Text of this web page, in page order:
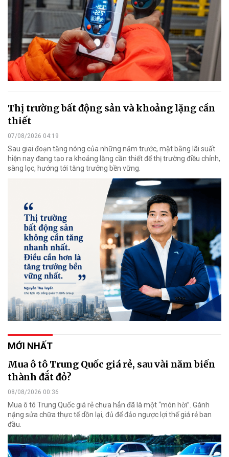
Thị trường bất động sản và khoảng lặng cần
thiết
07/08/2026 04:19
Sau giai đoạn tăng nóng của những năm trước, mặt bằng lãi suất
hiện nay đang tạo ra khoảng lặng cần thiết để thị trường điều chỉnh,
sàng lọc, hướng tới tăng trưởng bền vững.
MỚI NHẤT
Mua ô tô Trung Quốc giá rẻ, sau vài năm biến
thành đắt đỏ?
08/08/2026 00:36
Mua ô tô Trung Quốc giá rẻ chưa hẳn đã là một “món hời”. Gánh
nặng sửa chữa thực tế dồn lại, đủ để đảo ngược lợi thế giá rẻ ban
đầu.